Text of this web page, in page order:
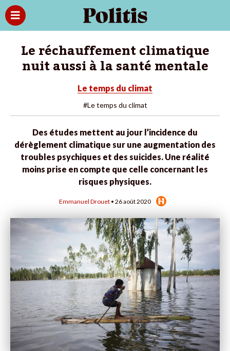
Le réchauffement climatique
nuit aussi à la santé mentale
Le temps du climat
#Le temps du climat
Des études mettent au jour l’incidence du
dérèglement climatique sur une augmentation des
troubles psychiques et des suicides. Une réalité
moins prise en compte que celle concernant les
risques physiques.
Emmanuel Drouet • 26 août 2020